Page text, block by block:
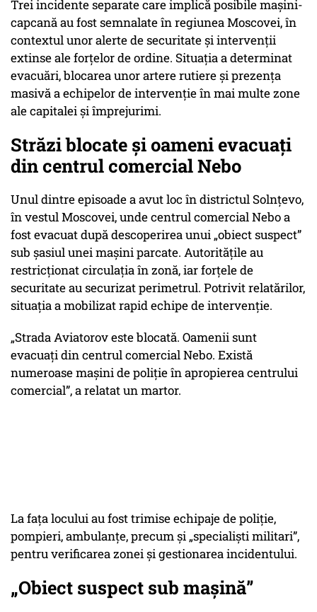
Trei incidente separate care implică posibile mașini-
capcană au fost semnalate în regiunea Moscovei, în
contextul unor alerte de securitate și intervenții
extinse ale forțelor de ordine. Situația a determinat
evacuări, blocarea unor artere rutiere și prezența
masivă a echipelor de intervenție în mai multe zone
ale capitalei și împrejurimi.
Străzi blocate și oameni evacuați
din centrul comercial Nebo
Unul dintre episoade a avut loc în districtul Solnțevo,
în vestul Moscovei, unde centrul comercial Nebo a
fost evacuat după descoperirea unui „obiect suspect”
sub șasiul unei mașini parcate. Autoritățile au
restricționat circulația în zonă, iar forțele de
securitate au securizat perimetrul. Potrivit relatărilor,
situația a mobilizat rapid echipe de intervenție.
„Strada Aviatorov este blocată. Oamenii sunt
evacuați din centrul comercial Nebo. Există
numeroase mașini de poliție în apropierea centrului
comercial”, a relatat un martor.
La fața locului au fost trimise echipaje de poliție,
pompieri, ambulanțe, precum și „specialiști militari”,
pentru verificarea zonei și gestionarea incidentului.
„Obiect suspect sub mașină”